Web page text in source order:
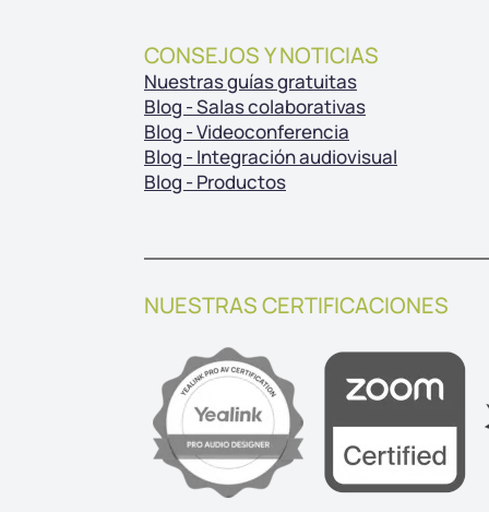
CONSEJOS Y NOTICIAS
Nuestras guías gratuitas
Blog - Salas colaborativas
Blog - Videoconferencia
Blog - Integración audiovisual
Blog - Productos
NUESTRAS CERTIFICACIONES